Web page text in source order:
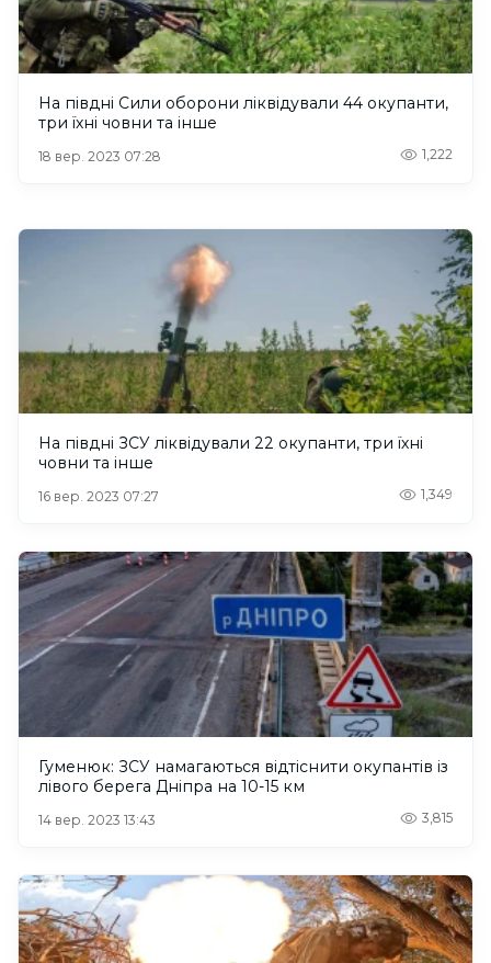
На півдні Сили оборони ліквідували 44 окупанти,
три їхні човни та інше
18 вер. 2023 07:28 1,222
На півдні ЗСУ ліквідували 22 окупанти, три їхні
човни та інше
16 вер. 2023 07:27 1,349
Гуменюк: ЗСУ намагаються відтіснити окупантів із
лівого берега Дніпра на 10-15 км
14 вер. 2023 13:43 3,815